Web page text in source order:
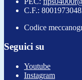
C.F.:
Codice
Seguici su
Youtube
Instagram